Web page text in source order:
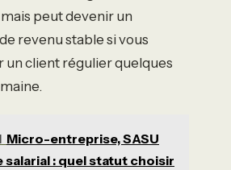
mais peut devenir un
revenu stable si vous
un client régulier quelques
Micro-entreprise, SASU
salarial : quel statut choisir